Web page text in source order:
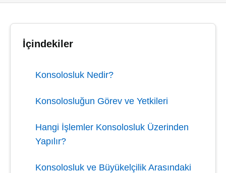
İçindekiler
Konsolosluk Nedir?
Konsolosluğun Görev ve Yetkileri
Hangi İşlemler Konsolosluk Üzerinden
Yapılır?
Konsolosluk ve Büyükelçilik Arasındaki